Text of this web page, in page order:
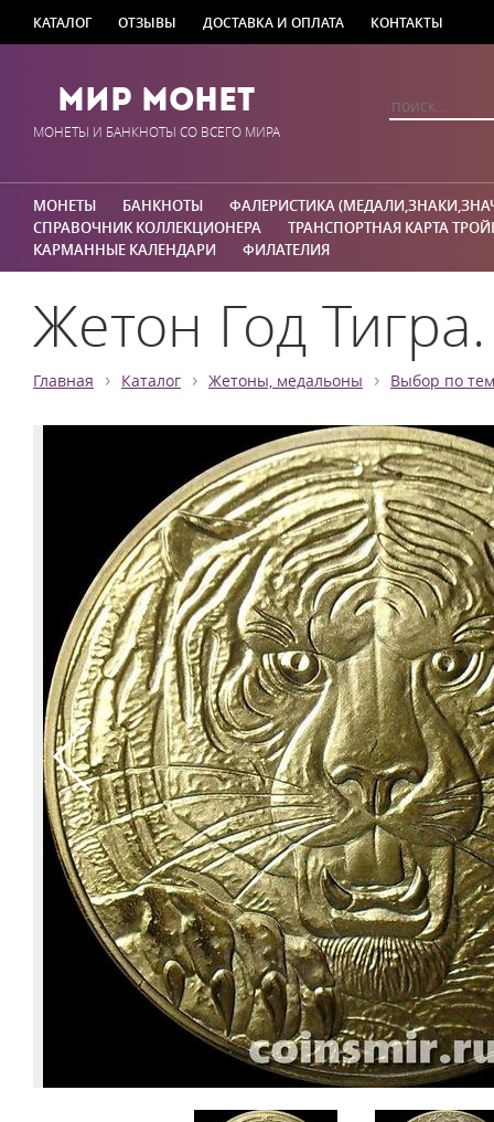
КАТАЛОГ ОТЗЫВЫ ДОСТАВКА И ОПЛАТА КОНТАКТЫ
Мир Монет
МОНЕТЫ И БАНКНОТЫ СО ВСЕГО МИРА
МОНЕТЫ БАНКНОТЫ
ФАЛЕРИСТИКА
СПРАВОЧНИК КОЛЛЕКЦИОНЕРА
ТРАНСПОРТНАЯ КАРТА
КАРМАННЫЕ КАЛЕНДАРИ
ФИЛАТЕЛИЯ
Жетон Год Тигра.
Главная › Каталог › Жетоны, медальоны › Выбор по